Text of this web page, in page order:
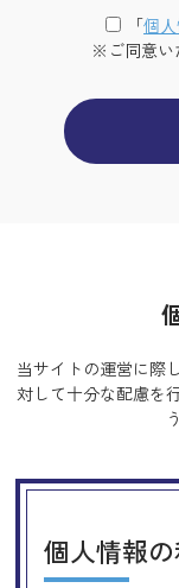
「個
※ご同意い
当サイトの運営に際
対して十分な配慮を
個人情報